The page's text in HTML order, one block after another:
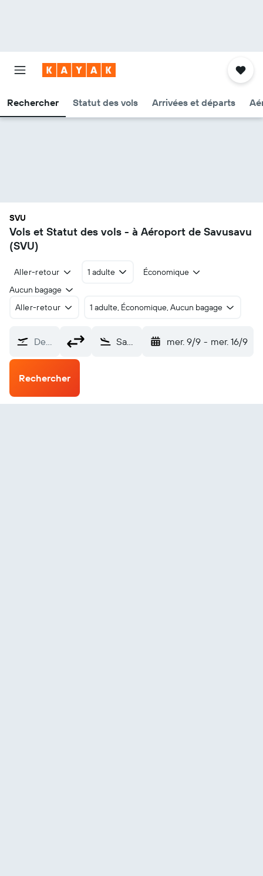
Rechercher Statut des vols Arrivées et départs
SVU
Vols et Statut des vols - à Aéroport de Savusavu
(SVU)
Aller-retour 1 adulte
Économique
Aucun bagage
Aller-retour
1 adulte, Économique, Aucun bagage
De… Savusavu (SVU) mer. 9/9 - mer. 16/9
Rechercher